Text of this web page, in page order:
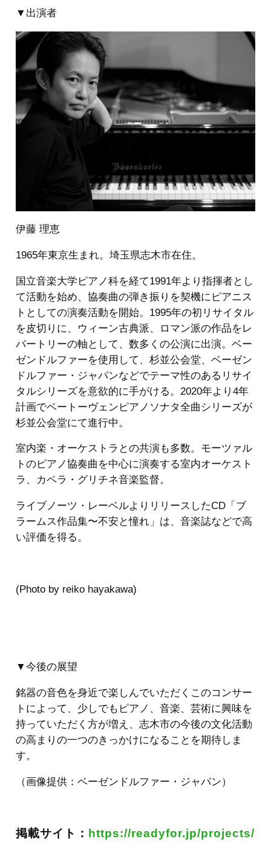
▼出演者
伊藤 理恵
1965年東京生まれ。埼玉県志木市在住。
国立音楽大学ピアノ科を経て1991年より指揮者とし
て活動を始め、協奏曲の弾き振りを契機にピアニス
トとしての演奏活動を開始。1995年の初リサイタル
を皮切りに、ウィーン古典派、ロマン派の作品をレ
パートリーの軸として、数多くの公演に出演。ベー
ゼンドルファーを使用して、杉並公会堂、ベーゼン
ドルファー・ジャパンなどでテーマ性のあるリサイ
タルシリーズを意欲的に手がける。2020年より4年
計画でベートーヴェンピアノソナタ全曲シリーズが
杉並公会堂にて進行中。
室内楽・オーケストラとの共演も多数。モーツァル
トのピアノ協奏曲を中心に演奏する室内オーケスト
ラ、カペラ・グリチネ音楽監督。
ライブノーツ・レーベルよりリリースしたCD「ブ
ラームス作品集〜不安と憧れ」は、音楽誌などで高
い評価を得る。
(Photo by reiko hayakawa)
▼今後の展望
銘器の音色を身近で楽しんでいただくこのコンサー
トによって、少しでもピアノ、音楽、芸術に興味を
持っていただく方が増え、志木市の今後の文化活動
の高まりの一つのきっかけになることを期待しま
す。
（画像提供：ベーゼンドルファー・ジャパン）
掲載サイト： https://readyfor.jp/projects/